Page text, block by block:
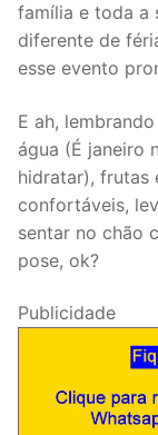
família e toda a
diferente de
esse evento
E ah,
água (É janeiro
hidratar), frutas
confortáveis,
sentar no chão
pose, ok?
Publicidade